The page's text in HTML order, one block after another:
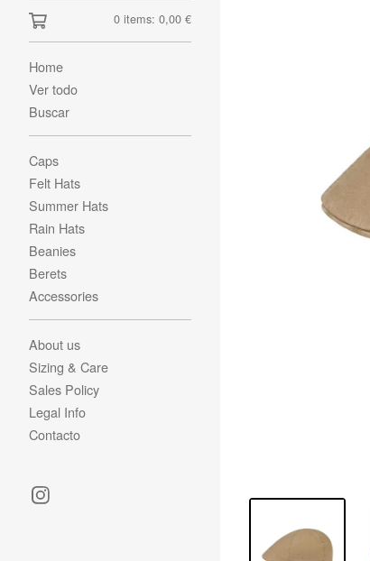
0 items: 0,00 €
Home
Ver todo
Buscar
Caps
Felt Hats
Summer Hats
Rain Hats
Beanies
Berets
Accessories
About us
Sizing & Care
Sales Policy
Legal Info
Contacto